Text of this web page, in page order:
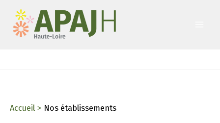
contenu
Accueil Nos établissements